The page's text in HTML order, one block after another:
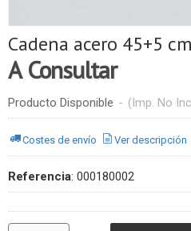
Cadena acero 45+5
A Consultar
Producto Disponible - (Imp. No
Costes de envío Ver descripción
Referencia: 000180002